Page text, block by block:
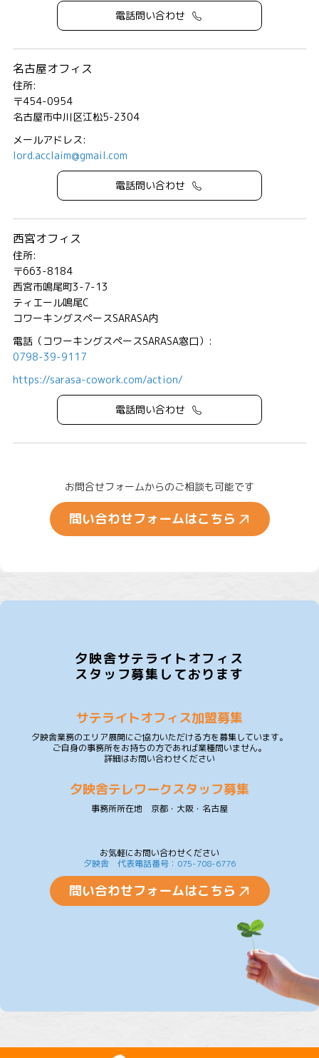
電話問い合わせ
名古屋オフィス
住所:
〒454-0954
名古屋市中川区江松5-2304
メールアドレス:
lord.acclaim@gmail.com
電話問い合わせ
西宮オフィス
住所:
〒663-8184
西宮市鳴尾町3-7-13
ティエール鳴尾C
コワーキングスペースSARASA内
電話（コワーキングスペースSARASA窓口）:
0798-39-9117
https://sarasa-cowork.com/action/
電話問い合わせ
お問合せフォームからのご相談も可能です
問い合わせフォームはこちら
夕映舎サテライトオフィス
スタッフ募集しております
サテライトオフィス加盟募集
夕映舎業務のエリア展開にご協力いただける方を募集しています。
ご自身の事務所をお持ちの方であれば業種問いません。
詳細はお問い合わせください
夕映舎テレワークスタッフ募集
事務所所在地 京都・大阪・名古屋
お気軽にお問い合わせください
夕映舎 代表電話番号：075-708-6776
問い合わせフォームはこちら